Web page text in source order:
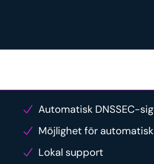
Automatisk DNSSEC-
Möjlighet för
Lokal support